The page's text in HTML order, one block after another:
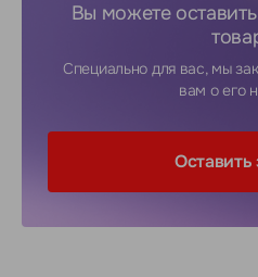
Вы можете
Специально для вас, мы
вам о его
Оставить